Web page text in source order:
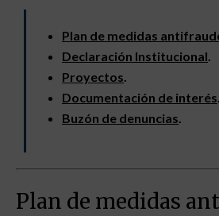
Plan de medidas
Declaración Institucional.
Proyectos.
Documentación de interés.
Buzón de denuncias.
Plan de medidas